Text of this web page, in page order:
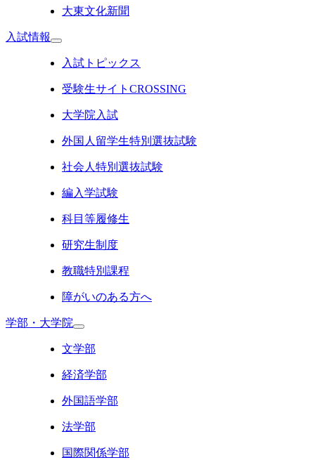
大東文化新聞
入試情報
入試トピックス
受験生サイトCROSSING
大学院入試
外国人留学生特別選抜試験
社会人特別選抜試験
編入学試験
科目等履修生
研究生制度
教職特別課程
障がいのある方へ
学部・大学院
文学部
経済学部
外国語学部
法学部
国際関係学部